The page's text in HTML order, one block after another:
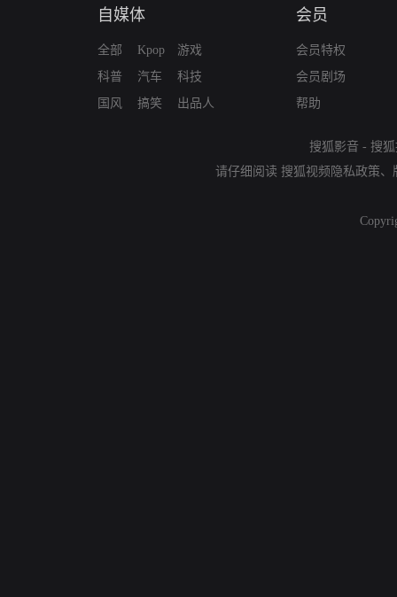
自媒体
全部
科普
国风
Kpop
汽车
搞笑
游戏
科技
出品人
会员
会员特权
会员剧场
帮助
搜狐影音 - 搜
请仔细阅读 搜狐视频隐私政策、